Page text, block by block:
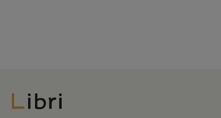
Libri